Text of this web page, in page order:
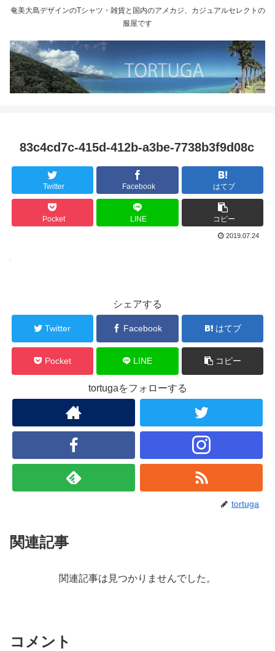
奄美大島デザインのTシャツ・雑貨と国内のアメカジ、カジュアルセレクトの
服屋です
83c4cd7c-415d-412b-a3be-7738b3f9d08c
Twitter Facebook はてブ
Pocket LINE コピー
2019.07.24
シェアする
Twitter Facebook はてブ
Pocket LINE コピー
tortugaをフォローする
tortuga
関連記事
関連記事は見つかりませんでした。
コメント